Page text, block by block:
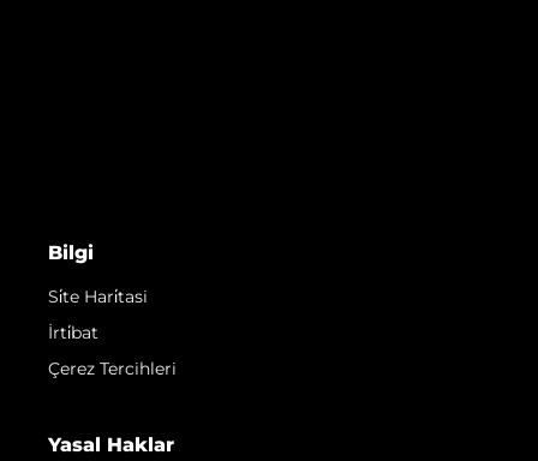
Bilgi
Si̇te Hari̇tasi
İrti̇bat
Çerez Tercihleri
Yasal Haklar